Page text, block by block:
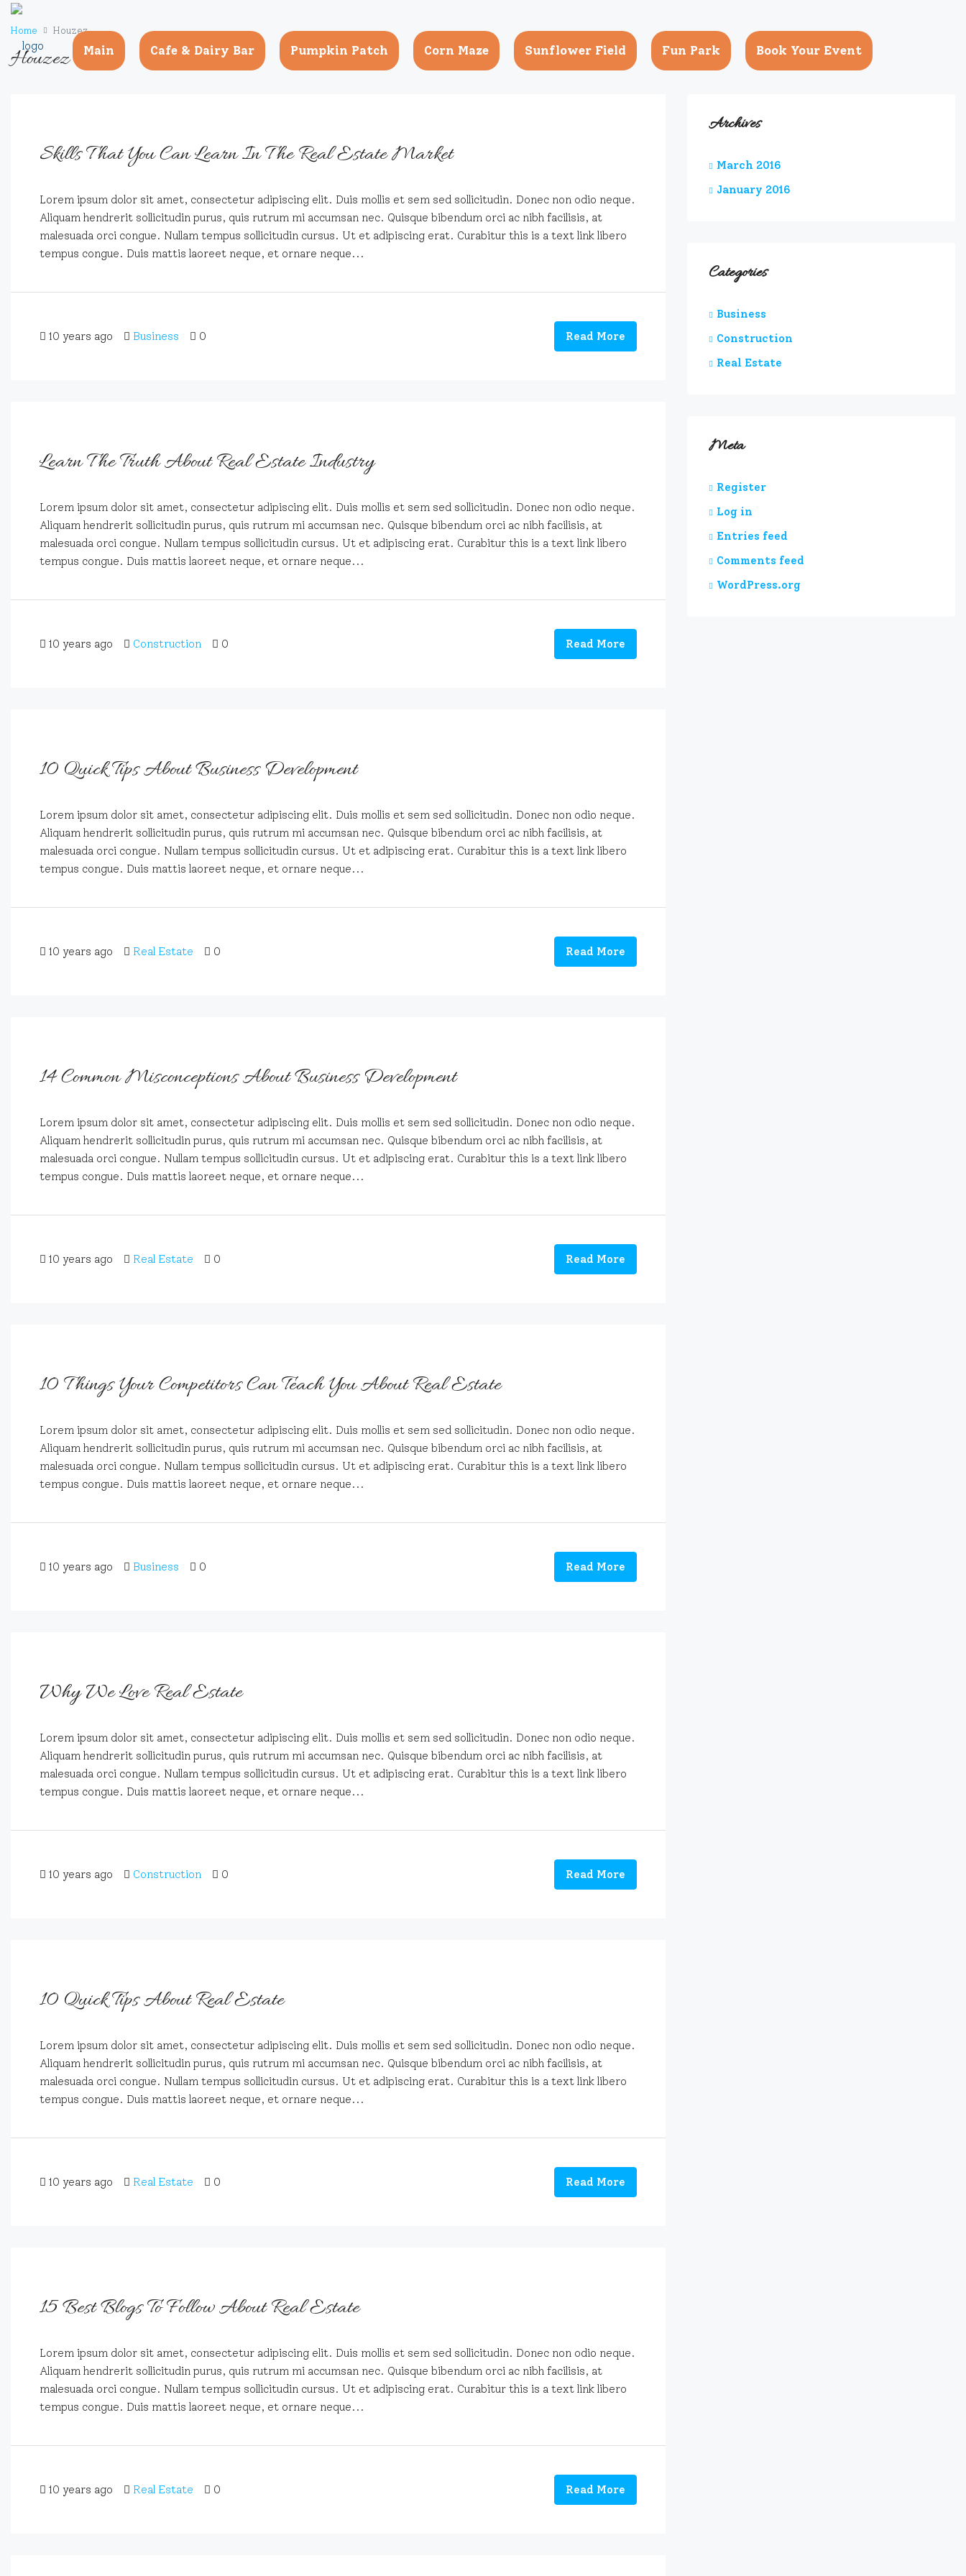
Main Cafe & Dairy Bar Pumpkin Patch Corn Maze Sunflower Field Fun Park Book Your Event
Home Houzez
Houzez
Skills That You Can Learn In The Real Estate Market
Lorem ipsum dolor sit amet, consectetur adipiscing elit. Duis mollis et sem sed sollicitudin. Donec non odio neque.
Aliquam hendrerit sollicitudin purus, quis rutrum mi accumsan nec. Quisque bibendum orci ac nibh facilisis, at
malesuada orci congue. Nullam tempus sollicitudin cursus. Ut et adipiscing erat. Curabitur this is a text link libero
tempus congue. Duis mattis laoreet neque, et ornare neque...
10 years ago Business 0 Read More
Learn The Truth About Real Estate Industry
Lorem ipsum dolor sit amet, consectetur adipiscing elit. Duis mollis et sem sed sollicitudin. Donec non odio neque.
Aliquam hendrerit sollicitudin purus, quis rutrum mi accumsan nec. Quisque bibendum orci ac nibh facilisis, at
malesuada orci congue. Nullam tempus sollicitudin cursus. Ut et adipiscing erat. Curabitur this is a text link libero
tempus congue. Duis mattis laoreet neque, et ornare neque...
10 years ago Construction 0 Read More
10 Quick Tips About Business Development
Lorem ipsum dolor sit amet, consectetur adipiscing elit. Duis mollis et sem sed sollicitudin. Donec non odio neque.
Aliquam hendrerit sollicitudin purus, quis rutrum mi accumsan nec. Quisque bibendum orci ac nibh facilisis, at
malesuada orci congue. Nullam tempus sollicitudin cursus. Ut et adipiscing erat. Curabitur this is a text link libero
tempus congue. Duis mattis laoreet neque, et ornare neque...
10 years ago Real Estate 0 Read More
14 Common Misconceptions About Business Development
Lorem ipsum dolor sit amet, consectetur adipiscing elit. Duis mollis et sem sed sollicitudin. Donec non odio neque.
Aliquam hendrerit sollicitudin purus, quis rutrum mi accumsan nec. Quisque bibendum orci ac nibh facilisis, at
malesuada orci congue. Nullam tempus sollicitudin cursus. Ut et adipiscing erat. Curabitur this is a text link libero
tempus congue. Duis mattis laoreet neque, et ornare neque...
10 years ago Real Estate 0 Read More
10 Things Your Competitors Can Teach You About Real Estate
Lorem ipsum dolor sit amet, consectetur adipiscing elit. Duis mollis et sem sed sollicitudin. Donec non odio neque.
Aliquam hendrerit sollicitudin purus, quis rutrum mi accumsan nec. Quisque bibendum orci ac nibh facilisis, at
malesuada orci congue. Nullam tempus sollicitudin cursus. Ut et adipiscing erat. Curabitur this is a text link libero
tempus congue. Duis mattis laoreet neque, et ornare neque...
10 years ago Business 0 Read More
Why We Love Real Estate
Lorem ipsum dolor sit amet, consectetur adipiscing elit. Duis mollis et sem sed sollicitudin. Donec non odio neque.
Aliquam hendrerit sollicitudin purus, quis rutrum mi accumsan nec. Quisque bibendum orci ac nibh facilisis, at
malesuada orci congue. Nullam tempus sollicitudin cursus. Ut et adipiscing erat. Curabitur this is a text link libero
tempus congue. Duis mattis laoreet neque, et ornare neque...
10 years ago Construction 0 Read More
10 Quick Tips About Real Estate
Lorem ipsum dolor sit amet, consectetur adipiscing elit. Duis mollis et sem sed sollicitudin. Donec non odio neque.
Aliquam hendrerit sollicitudin purus, quis rutrum mi accumsan nec. Quisque bibendum orci ac nibh facilisis, at
malesuada orci congue. Nullam tempus sollicitudin cursus. Ut et adipiscing erat. Curabitur this is a text link libero
tempus congue. Duis mattis laoreet neque, et ornare neque...
10 years ago Real Estate 0 Read More
15 Best Blogs To Follow About Real Estate
Lorem ipsum dolor sit amet, consectetur adipiscing elit. Duis mollis et sem sed sollicitudin. Donec non odio neque.
Aliquam hendrerit sollicitudin purus, quis rutrum mi accumsan nec. Quisque bibendum orci ac nibh facilisis, at
malesuada orci congue. Nullam tempus sollicitudin cursus. Ut et adipiscing erat. Curabitur this is a text link libero
tempus congue. Duis mattis laoreet neque, et ornare neque...
10 years ago Real Estate 0 Read More
Archives
March 2016
January 2016
Categories
Business
Construction
Real Estate
Meta
Register
Log in
Entries feed
Comments feed
WordPress.org